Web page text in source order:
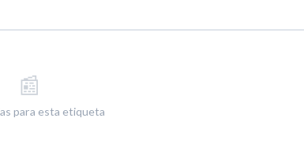
📰
para esta etiqueta